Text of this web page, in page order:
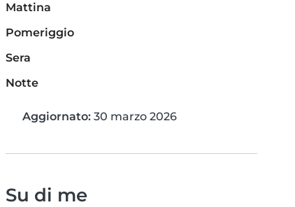
Mattina
Pomeriggio
Sera
Notte
Aggiornato: 30 marzo 2026
Su di me